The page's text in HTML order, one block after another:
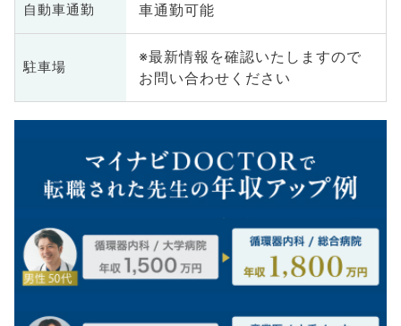
自動車通勤 車通勤可能
駐車場
※最新情報を確認いたしますので
お問い合わせください